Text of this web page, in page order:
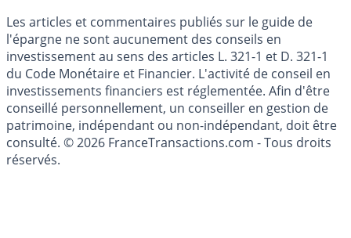
Cookies
Les articles et commentaires publiés sur le guide de
l'épargne ne sont aucunement des conseils en
investissement au sens des articles L. 321-1 et D. 321-1
du Code Monétaire et Financier. L'activité de conseil en
investissements financiers est réglementée. Afin d'être
conseillé personnellement, un conseiller en gestion de
patrimoine, indépendant ou non-indépendant, doit être